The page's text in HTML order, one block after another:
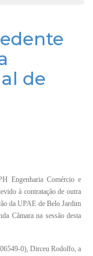
de
Engenharia Comércio e
à contratação de outra
da UPAE de Belo Jardim
Câmara na sessão desta
0), Dirceu Rodolfo, a